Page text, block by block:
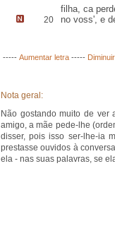
filha, ca
20 no voss', e
----- Aumentar letra -----
Nota geral:
Não gostando muito de ver
amigo, a mãe pede-lhe
disser, pois isso ser-lhe-ia
prestasse ouvidos à
ela - nas suas palavras, se